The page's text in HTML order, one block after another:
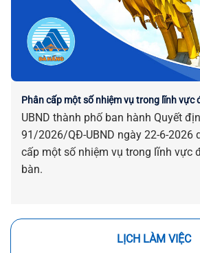
Phân cấp một số nhiệm vụ trong lĩnh vực
UBND thành phố ban hành Quyết
91/2026/QĐ-UBND ngày 22-6-2026
cấp một số nhiệm vụ trong lĩnh vực
bàn.
LỊCH LÀM VIỆC